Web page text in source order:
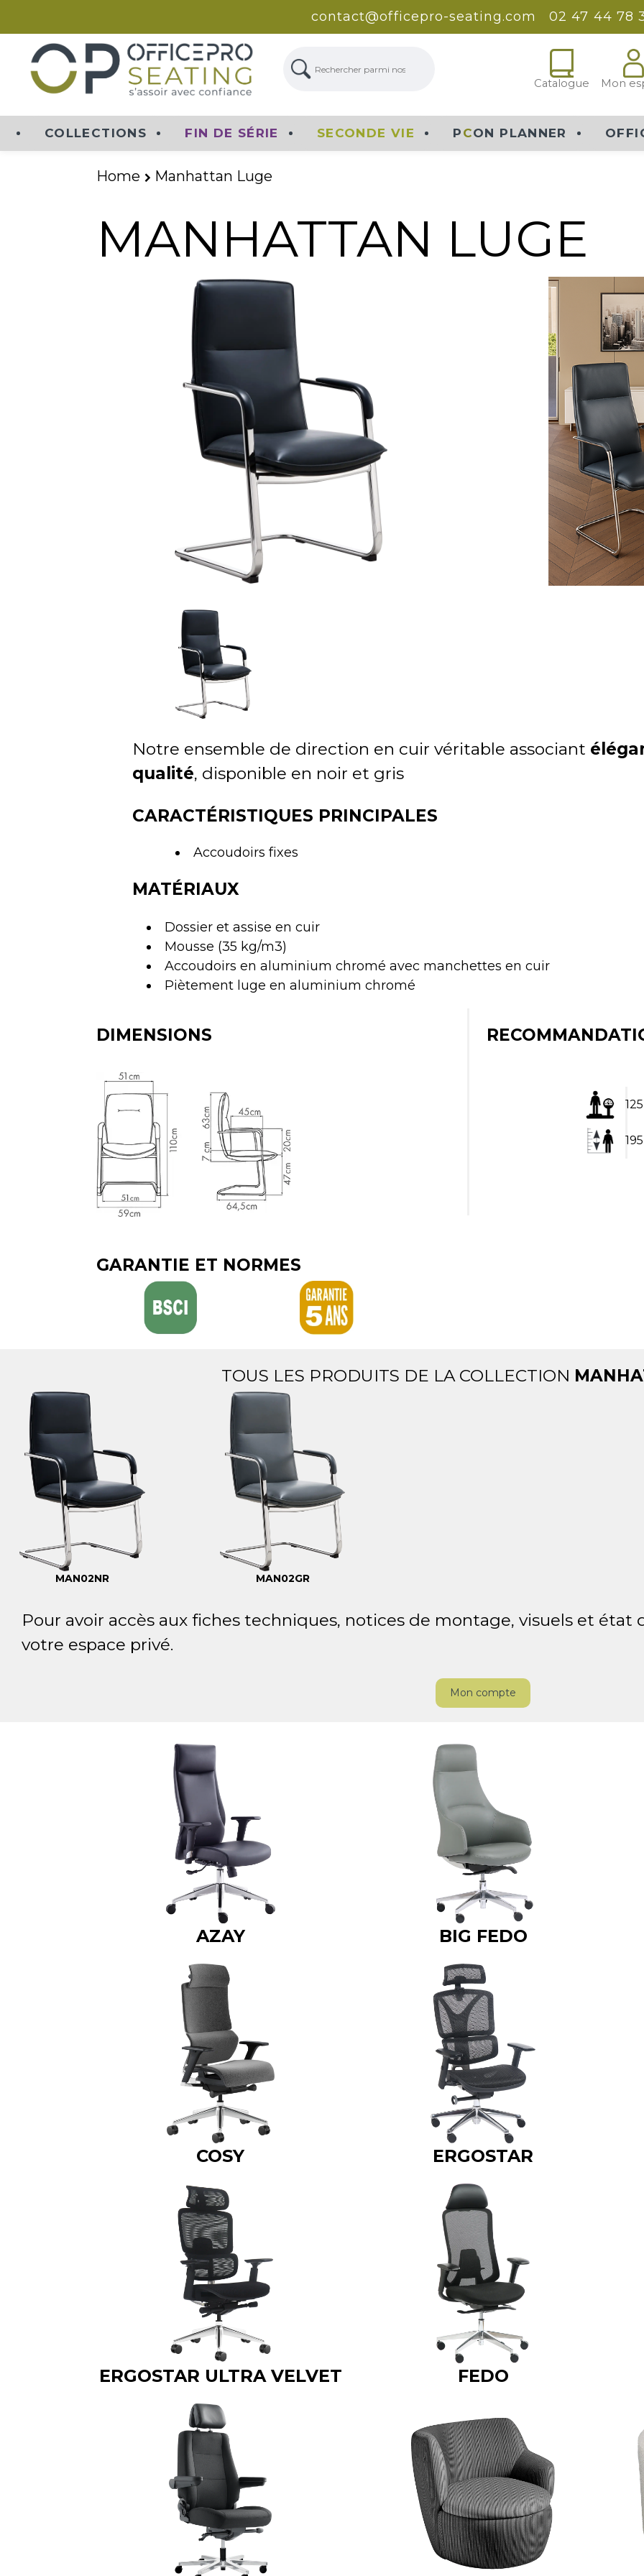
contact@officepro-seating.com 02 47 44 78
Recherche Catalogue Mon
COLLECTIONS FIN DE SÉRIE SECONDE VIE P CON PLANNER
Home Manhattan Luge
MANHATTAN LUGE
Notre ensemble de direction en cuir véritable associant
qualité, disponible en noir et gris
CARACTÉRISTIQUES PRINCIPALES
Accoudoirs fixes
MATÉRIAUX
Dossier et assise en cuir
Mousse (35 kg/m3)
Accoudoirs en aluminium chromé avec manchettes en cuir
Piètement luge en aluminium chromé
DIMENSIONS
GARANTIE ET NORMES
TOUS LES PRODUITS DE LA COLLECTION
MAN02NR MAN02GR
Pour avoir accès aux fiches techniques, notices de montage, visuels et
votre espace privé.
Mon compte
AZAY BIG FEDO
COSY ERGOSTAR
ERGOSTAR ULTRA VELVET FEDO